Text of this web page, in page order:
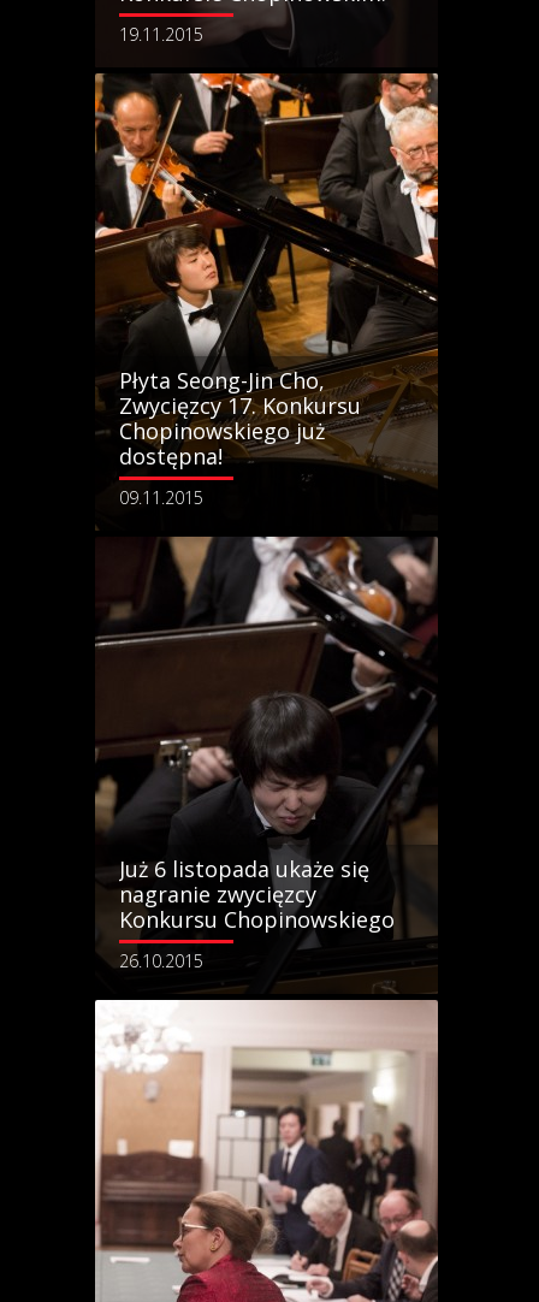
19.11.2015
Płyta Seong-Jin Cho,
Zwycięzcy 17. Konkursu
Chopinowskiego już
dostępna!
09.11.2015
Już 6 listopada ukaże się
nagranie zwycięzcy
Konkursu Chopinowskiego
26.10.2015